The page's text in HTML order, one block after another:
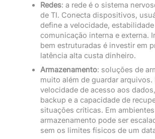
Redes: a rede é o sistema
de TI. Conecta dispositivos,
define a velocidade,
comunicação interna e externa.
bem estruturadas é investir em
latência alta custa dinheiro.
Armazenamento: soluções de
muito além de guardar arquivos.
velocidade de acesso aos
backup e a capacidade de
situações críticas. Em
armazenamento pode ser
sem os limites físicos de um